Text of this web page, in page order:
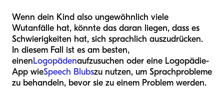
Wenn dein Kind also ungewöhnlich viele
Wutanfälle hat, könnte das daran liegen, dass es
Schwierigkeiten hat, sich sprachlich auszudrücken.
In diesem Fall ist es am besten,
einenLogopädenaufzusuchen oder eine Logopädie-
App wieSpeech Blubszu nutzen, um Sprachprobleme
zu behandeln, bevor sie zu einem Problem werden.